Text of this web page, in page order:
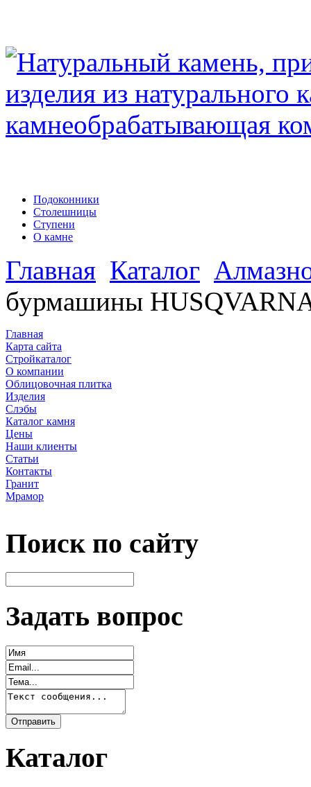
Подоконники
Столешницы
Ступени
О камне
Главная Каталог
бурмашины
Главная
Карта сайта
Стройкаталог
О компании
Облицовочная плитка
Изделия
Слэбы
Каталог камня
Цены
Наши клиенты
Статьи
Контакты
Гранит
Мрамор
Поиск по сайту
Задать вопрос
Каталог